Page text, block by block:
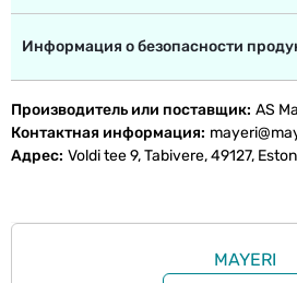
Информация о безопасности
Производитель или поставщик AS
Контактная информация
Адрес Voldi tee 9, Tabivere, 49127,
MAYERI